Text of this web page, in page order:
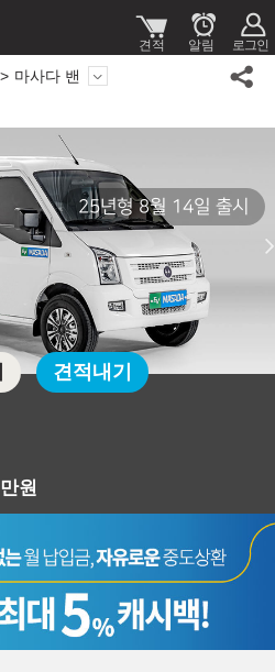
마사다 밴
25년형 8월 14일 출시
만원
견적내기